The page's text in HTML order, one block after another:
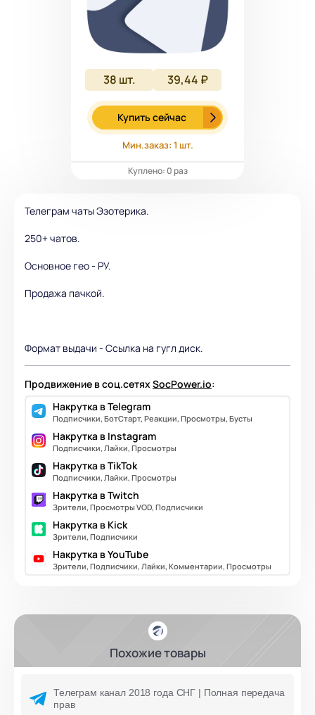
38 шт. 39,44 ₽
Купить сейчас
Мин.заказ: 1 шт.
Куплено: 0 раз
Телеграм чаты Эзотерика.
250+ чатов.
Основное гео - РУ.
Продажа пачкой.
Формат выдачи - Ссылка на гугл диск.
Продвижение в соц.сетяхSocPower.io:
Накрутка в Telegram
Подписчики, БотСтарт, Реакции, Просмотры, Бусты
Накрутка в Instagram
Подписчики, Лайки, Просмотры
Накрутка в TikTok
Подписчики, Лайки, Просмотры
Накрутка в Twitch
Зрители, Просмотры VOD, Подписчики
Накрутка в Kick
Зрители, Подписчики
Накрутка в YouTube
Зрители, Подписчики, Лайки, Комментарии, Просмотры
Похожие товары
Телеграм канал 2018 года СНГ | Полная передача
прав